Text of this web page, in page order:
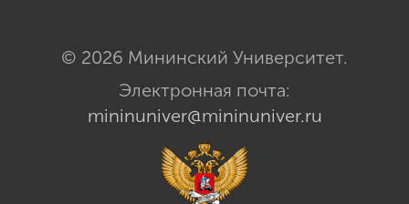
© 2026 Мининский Университет.
Электронная почта:
mininuniver@mininuniver.ru